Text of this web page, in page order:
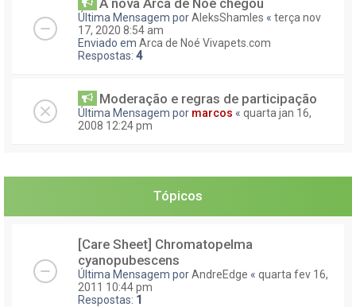
Última Mensagem porAleksShamles « terça nov
17, 2020 8:54 am
Enviado em Arca de Noé Vivapets.com
Respostas: 4
Moderação e regras de participação
Última Mensagem por marcos « quarta jan 16,
2008 12:24 pm
Tópicos
[Care Sheet] Chromatopelma
cyanopubescens
Última Mensagem porAndreEdge « quarta fev 16,
2011 10:44 pm
Respostas: 1